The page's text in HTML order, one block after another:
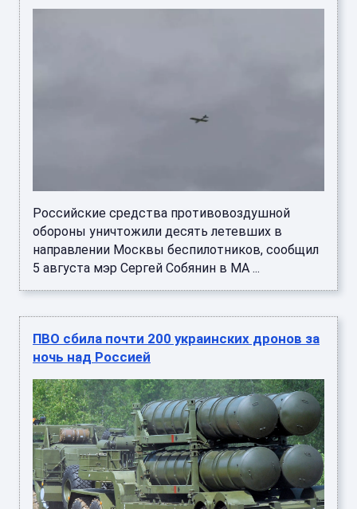
Российские средства противовоздушной
обороны уничтожили десять летевших в
направлении Москвы беспилотников, сообщил
5 августа мэр Сергей Собянин в MA ...
ПВО сбила почти 200 украинских дронов за
ночь над Россией